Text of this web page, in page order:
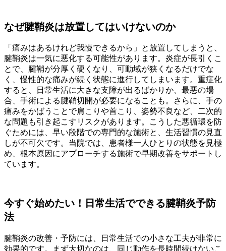
なぜ腱鞘炎は放置してはいけないのか
「痛みはあるけれど我慢できるから」と放置してしまうと、
腱鞘炎は一気に悪化する可能性があります。炎症が長引くこ
とで、腱鞘が分厚く硬くなり、可動域が狭くなるだけでな
く、慢性的な痛みが続く状態に進行してしまいます。重症化
すると、日常生活に大きな支障が出るばかりか、最悪の場
合、手術による腱鞘切開が必要になることも。さらに、手の
痛みをかばうことで肩こりや首こり、姿勢不良など、二次的
な問題も引き起こすリスクがあります。こうした悪循環を防
ぐためには、早い段階での専門的な施術と、生活習慣の見直
しが不可欠です。当院では、患者様一人ひとりの状態を見極
め、根本原因にアプローチする施術で早期改善をサポートし
ています。
今すぐ始めたい！日常生活でできる腱鞘炎予防
法
腱鞘炎の改善・予防には、日常生活での小さな工夫が非常に
効果的です。まず大切なのは、同じ動作を長時間続けないこ